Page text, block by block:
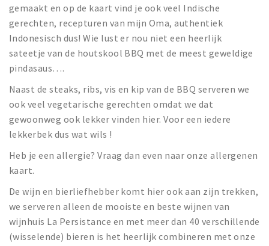
gemaakt en op de kaart vind je ook veel Indische
gerechten, recepturen van mijn Oma, authentiek
Indonesisch dus! Wie lust er nou niet een heerlijk
sateetje van de houtskool BBQ met de meest geweldige
pindasaus….
Naast de steaks, ribs, vis en kip van de BBQ serveren we
ook veel vegetarische gerechten omdat we dat
gewoonweg ook lekker vinden hier. Voor een iedere
lekkerbek dus wat wils !
Heb je een allergie? Vraag dan even naar onze allergenen
kaart.
De wijn en bierliefhebber komt hier ook aan zijn trekken,
we serveren alleen de mooiste en beste wijnen van
wijnhuis La Persistance en met meer dan 40 verschillende
(wisselende) bieren is het heerlijk combineren met onze